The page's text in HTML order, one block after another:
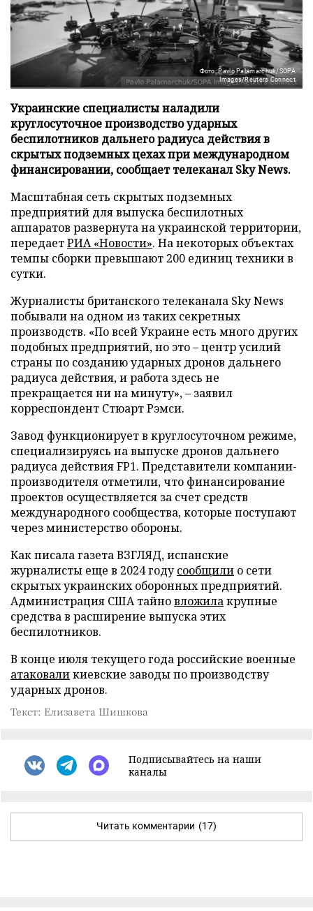
Фото: Pavlo Palamarchuk/SOPA
Images/Reuters Connect
Украинские специалисты наладили
круглосуточное производство ударных
беспилотников дальнего радиуса действия в
скрытых подземных цехах при международном
финансировании, сообщает телеканал Sky News.
Масштабная сеть скрытых подземных
предприятий для выпуска беспилотных
аппаратов развернута на украинской территории,
передаетРИА «Новости». На некоторых объектах
темпы сборки превышают 200 единиц техники в
сутки.
Журналисты британского телеканала Sky News
побывали на одном из таких секретных
производств. «По всей Украине есть много других
подобных предприятий, но это – центр усилий
страны по созданию ударных дронов дальнего
радиуса действия, и работа здесь не
прекращается ни на минуту», – заявил
корреспондент Стюарт Рэмси.
Завод функционирует в круглосуточном режиме,
специализируясь на выпуске дронов дальнего
радиуса действия FP1. Представители компании-
производителя отметили, что финансирование
проектов осуществляется за счет средств
международного сообщества, которые поступают
через министерство обороны.
Как писала газета ВЗГЛЯД, испанские
журналисты еще в 2024 годусообщили о сети
скрытых украинских оборонных предприятий.
Администрация США тайновложилакрупные
средства в расширение выпуска этих
беспилотников.
В конце июля текущего года российские военные
атаковаликиевские заводы по производству
ударных дронов.
Текст: Елизавета Шишкова
Подписывайтесь на наши
каналы
Читать комментарии (17)